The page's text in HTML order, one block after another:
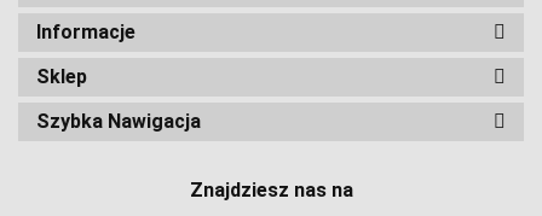
Informacje
Sklep
Szybka Nawigacja
Znajdziesz nas na